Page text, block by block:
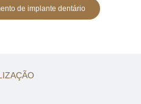
de implante dentário